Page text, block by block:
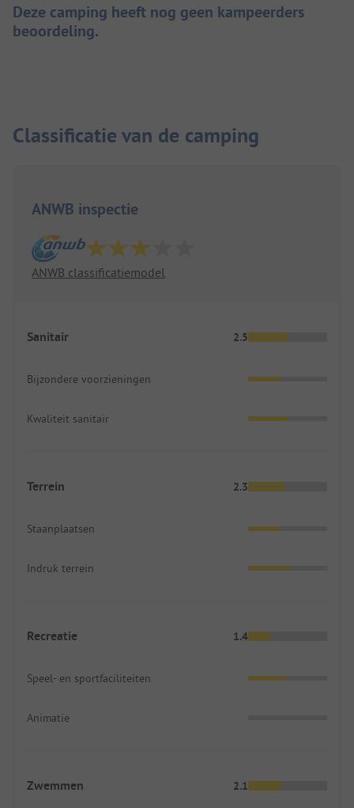
Deze camping heeft nog geen kampeerders
beoordeling.
Classificatie van de camping
ANWB inspectie
ANWB classificatiemodel
Sanitair 2.5
Bijzondere voorzieningen
Kwaliteit sanitair
Terrein 2.3
Staanplaatsen
Indruk terrein
Recreatie 1.4
Speel- en sportfaciliteiten
Animatie
Zwemmen 2.1